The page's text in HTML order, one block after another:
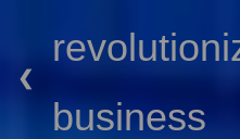
business
❮